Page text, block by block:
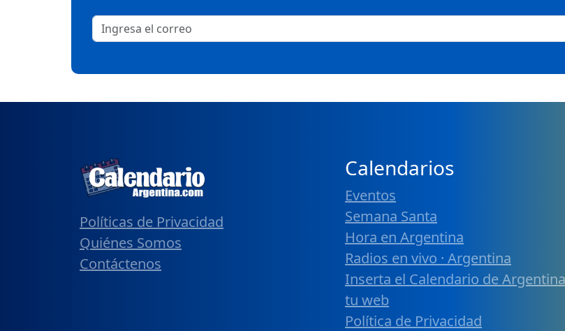
Políticas de Privacidad
Quiénes Somos
Contáctenos
Calendarios
Eventos
Semana Santa
Hora en Argentina
Radios en vivo · Argentina
Inserta el Calendario de
tu web
Política de Privacidad